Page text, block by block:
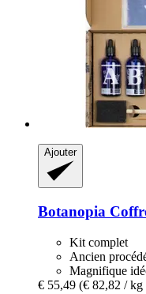
Ajouter
Botanopia
Kit complet
Ancien
Magnifique
€ 55,49 (€ 82,82 / kg